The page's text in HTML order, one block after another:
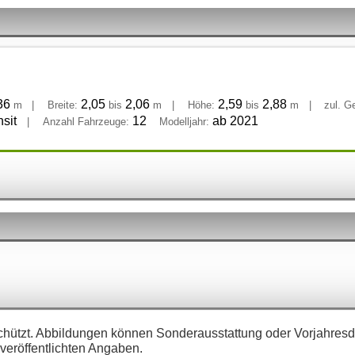
m Breite: 2,05 bis 2,06 m Höhe: 2,59 bis 2,88 m zul.
Anzahl Fahrzeuge: 12 Modelljahr: ab 2021
Abbildungen können Sonderausstattung oder
Angaben.